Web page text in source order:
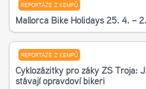
REPORTÁŽE Z KEMPŮ
Mallorca Bike Holidays 25. 4. –
REPORTÁŽE Z KEMPŮ
Cyklozážitky pro žáky ZŠ Troja:
stávají opravdoví bikeři